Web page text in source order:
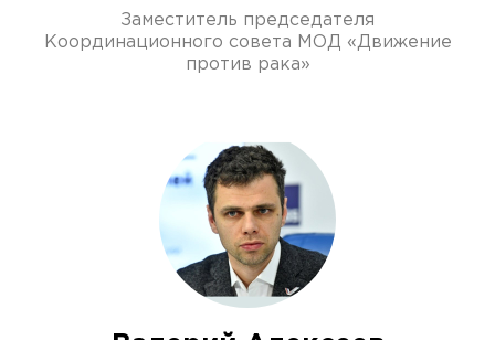
Заместитель председателя
Координационного совета МОД «Движение
против рака»